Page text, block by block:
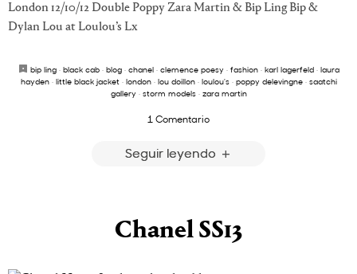
London 12/10/12 Double Poppy Zara Martin & Bip Ling Bip &
Dylan Lou at Loulou’s Lx
bip ling· black cab· blog· chanel· clemence poesy· fashion· karl lagerfeld· laura
hayden· little black jacket· london· lou doillon· loulou's· poppy delevingne· saatchi
gallery· storm models· zara martin
1 Comentario
Seguir leyendo
Chanel SS13